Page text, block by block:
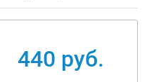
440 руб.